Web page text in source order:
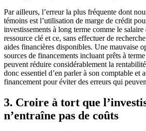
Par ailleurs, l’erreur la plus fréquente dont
témoins est l’utilisation de marge de crédit
investissements à long terme comme le salaire
ressource clé et ce, sans effectuer de
aides financières disponibles. Une mauvaise
sources de financements incluant prêts à
peuvent réduire considérablement la
donc essentiel d’en parler à son comptable et
financement pour éviter des erreurs qui
3. Croire à tort que
n’entraîne pas de coûts